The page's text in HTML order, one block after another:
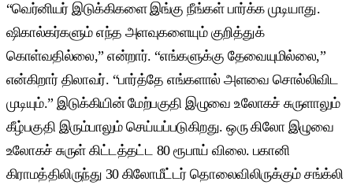
“வெர்னியர் இடுக்கிகளை இங்கு நீங்கள் பார்க்க முடியாது.
ஷிகால்கர்களும் எந்த அளவுகளையும் குறித்துக்
கொள்வதில்லை,” என்றார். “எங்களுக்கு தேவையுமில்லை,”
என்கிறார் திலாவர். “பார்த்தே எங்களால் அளவை சொல்லிவிட
முடியும்.” இடுக்கியின் மேற்பகுதி இழுவை உலோகச் சுருளாலும்
கீழ்பகுதி இரும்பாலும் செய்யப்படுகிறது. ஒரு கிலோ இழுவை
உலோகச் சுருள் கிட்டத்தட்ட 80 ரூபாய் விலை. பகானி
கிராமத்திலிருந்து 30 கிலோமீட்டர் தொலைவிலிருக்கும் சங்க்லி